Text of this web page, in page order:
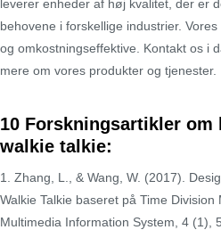
leverer enheder af høj kvalitet, der er
behovene i forskellige industrier.
og omkostningseffektive. Kontakt os i
mere om vores produkter og tjenester.
10 Forskningsartikler
walkie talkie:
1. Zhang, L., & Wang, W. (2017).
Walkie Talkie baseret på Time
Multimedia Information System, 4 (1),